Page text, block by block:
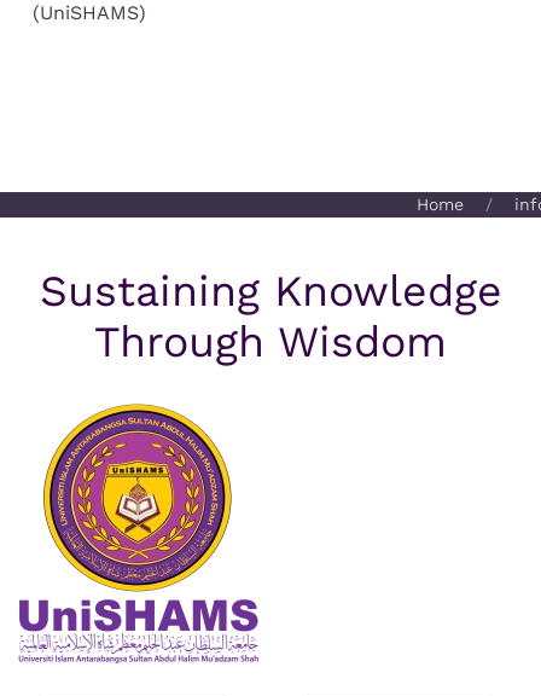
(UniSHAMS)
Home
Sustaining Knowledge
Through Wisdom